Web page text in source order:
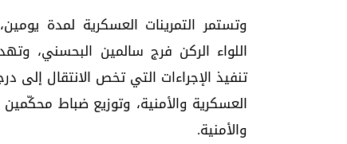
وتستمر التمرينات العسكرية لمدة
اللواء الركن فرج سالمين البحسني،
تنفيذ الإجراءات التي تخص الانتقال إلى
العسكرية والأمنية، وتوزيع ضباط
والأمنية.